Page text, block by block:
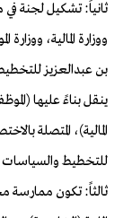
ثانياً: تشكيل لجنة
ووزارة المالية،
بن عبدالعزيز
ينقل بناءً عليها
المالية)، المتصلة
للتخطيط والسياسات